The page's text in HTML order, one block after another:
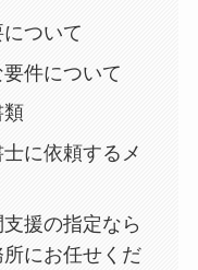
ついて
件について
類
に依頼するメ
援の指定なら
にお任せくだ